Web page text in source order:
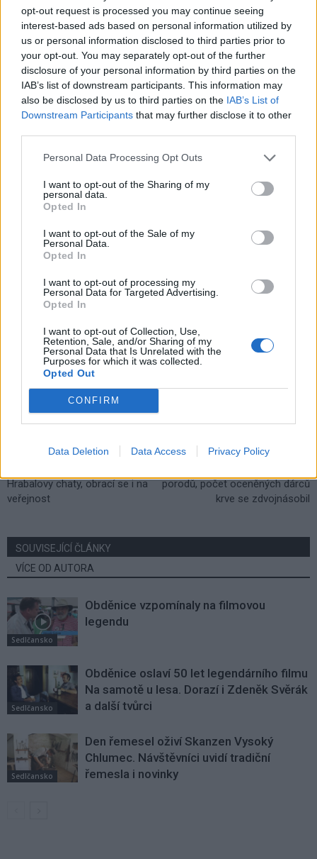
opt-out request is processed you may continue seeing
interest-based ads based on personal information utilized by
us or personal information disclosed to third parties prior to
your opt-out. You may separately opt-out of the further
disclosure of your personal information by third parties on the
IAB’s list of downstream participants. This information may
also be disclosed by us to third parties on the IAB’s List of
Downstream Participants that may further disclose it to other
Personal Data Processing Opt Outs
I want to opt-out of the Sharing of my
personal data.
Opted In
I want to opt-out of the Sale of my
Personal Data.
Opted In
I want to opt-out of processing my
Personal Data for Targeted Advertising.
Opted In
I want to opt-out of Collection, Use,
Retention, Sale, and/or Sharing of my
Personal Data that Is Unrelated with the
Purposes for which it was collected.
Opted Out
CONFIRM
Data Deletion Data Access Privacy Policy
Rallycrossová reprezentace doufá ve výhodu domácího
sedlčanského prostředí a v podporu diváků. Po dvou prohraných
duelech by se letošní sportovní štěstí mohlo překlopit ze šotoliny
na asfalt.
Kdy: 13. 01. 2024 od 11:30 do 14:30
Kde: Zimní stadion Sedlčany
Komentáře
autocross hokej rallycross
Sedlčanská kotlina
Sedlčany
zimní stadion
Předchozí článek
Hrabalovy chaty, obrací se i na
veřejnost
Následující článek
porodů, počet oceněných dárců
krve se zdvojnásobil
SOUVISEJÍCÍ ČLÁNKY
VÍCE OD AUTORA
Sedlčansko
Obděnice vzpomínaly na filmovou
legendu
Sedlčansko
Obděnice oslaví 50 let legendárního filmu
Na samotě u lesa. Dorazí i Zdeněk Svěrák
a další tvůrci
Sedlčansko
Den řemesel oživí Skanzen Vysoký
Chlumec. Návštěvníci uvidí tradiční
řemesla i novinky